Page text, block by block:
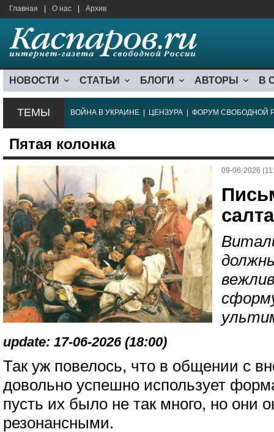
Главная О нас Архив
НОВОСТИ СТАТЬИ БЛОГИ АВТОРЫ В
ТЕМЫ ВОЙНА В УКРАИНЕ ЦЕНЗУРА ФОРУМ СВОБОДНОЙ
Пятая колонка
09-06-2026
update: 17-06-2026 (18:00)
Так уж повелось, что в общении с
довольно успешно использует
пусть их было не так много, но они
резонансными.